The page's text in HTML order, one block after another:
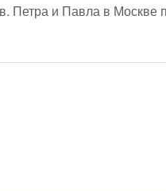
Петра и Павла в Москве